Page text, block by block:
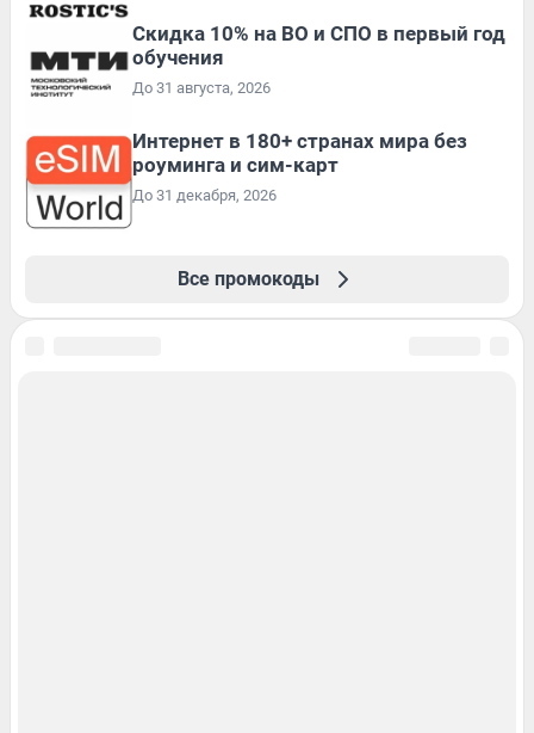
Скидка 10% на ВО и СПО в первый год
обучения
До 31 августа, 2026
Интернет в 180+ странах мира без
роуминга и сим-карт
До 31 декабря, 2026
Все промокоды